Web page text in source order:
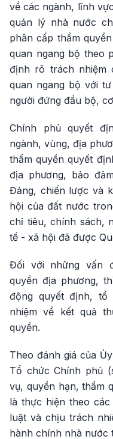
về các ngành, lĩnh
quản lý nhà nước
phân cấp thẩm
quan ngang bộ theo
định rõ trách nhiệm
quan ngang bộ với
người đứng đầu bộ,
Chính phủ quyết
ngành, vùng, địa
thẩm quyền quyết
địa phương, bảo
Đảng, chiến lược và
hội của đất nước
chỉ tiêu, chính sách,
tế - xã hội đã được
Đối với những vấn
quyền địa phương,
động quyết định,
nhiệm về kết quả
quyền.
Theo đánh giá của
Tổ chức Chính phủ
vụ, quyền hạn, thẩm
là thực hiện theo
luật và chịu trách
hành chính nhà nước